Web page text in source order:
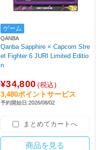
ゲーム
QANBA
Qanba Sapphire × Capcom Stre
et Fighter 6 JURI Limited Editio
n
¥34,800 (税込)
3,480ポイントサービス
予約開始日:2026/08/02
まとめてカートへ
商品を見る